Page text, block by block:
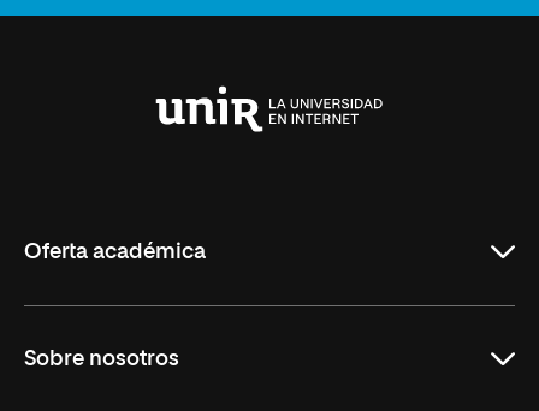
Oferta académica
Másteres Oficiales
Sobre nosotros